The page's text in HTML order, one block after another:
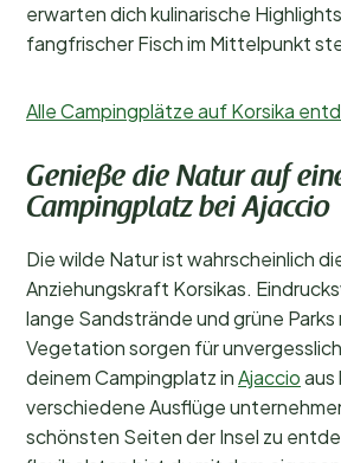
erwarten dich kulinarische
fangfrischer Fisch im Mittelpunkt
Alle Campingplätze auf Korsika
Genieße die Natur auf
Campingplatz bei Ajaccio
Die wilde Natur ist wahrscheinlich
Anziehungskraft Korsikas.
lange Sandstrände und grüne
Vegetation sorgen für
deinem Campingplatz inAjaccioaus
verschiedene Ausflüge
schönsten Seiten der Insel zu